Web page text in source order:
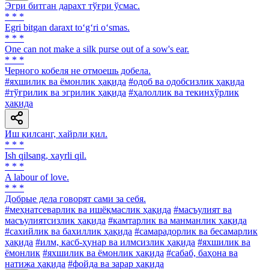
Эгри битган дарахт тўғри ўсмас.
* * *
Egri bitgan daraxt to‘g‘ri o‘smas.
* * *
One can not make a silk purse out of a sow's ear.
* * *
Черного кобеля не отмоешь добела.
#яхшилик ва ёмонлик ҳақида #одоб ва одобсизлик ҳақида
#тўғрилик ва эгрилик ҳақида #ҳалоллик ва текинхўрлик
ҳақида
Иш қилсанг, хайрли қил.
* * *
Ish qilsang, xayrli qil.
* * *
A labour of love.
* * *
Добрые дела говорят сами за себя.
#меҳнатсеварлик ва ишёқмаслик ҳақида #масъулият ва
масъулиятсизлик ҳақида #камтарлик ва манманлик ҳақида
#сахийлик ва бахиллик ҳақида #самарадорлик ва бесамарлик
ҳақида #илм, касб-ҳунар ва илмсизлик ҳақида #яхшилик ва
ёмонлик #яхшилик ва ёмонлик ҳақида #сабаб, баҳона ва
натижа ҳақида #фойда ва зарар ҳақида